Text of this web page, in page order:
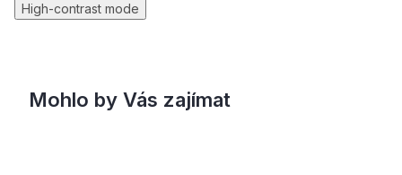
High-contrast mode